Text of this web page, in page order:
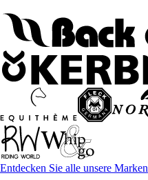
Entdecken Sie alle unsere Marken